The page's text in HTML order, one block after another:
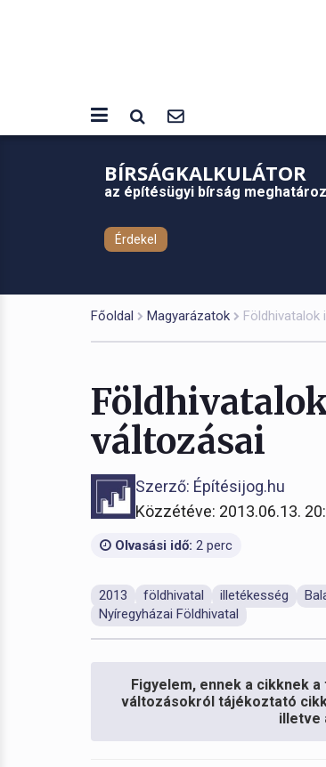
BÍRSÁGKALKULÁTOR
az építésügyi bírság
Érdekel
Főoldal Magyarázatok Földhivatalok
változásai
Szerző: Építésijog.hu
Közzétéve: 2013.06.13.
Olvasási idő: 2 perc
2013 földhivatal illetékesség
Nyíregyházai Földhivatal
Figyelem, ennek a cikknek
változásokról tájékoztató
illetve